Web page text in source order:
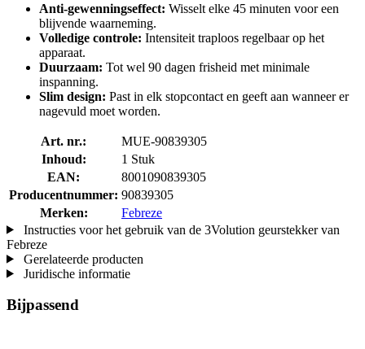
Anti-gewenningseffect: Wisselt elke 45 minuten voor een
blijvende waarneming.
Volledige controle: Intensiteit traploos regelbaar op het
apparaat.
Duurzaam: Tot wel 90 dagen frisheid met minimale
inspanning.
Slim design: Past in elk stopcontact en geeft aan wanneer er
nagevuld moet worden.
Art. nr.:
MUE-90839305
Inhoud:
1 Stuk
EAN:
8001090839305
Producentnummer: 90839305
Merken:
Febreze
Instructies voor het gebruik van de 3Volution geurstekker van
Febreze
Gerelateerde producten
Juridische informatie
Bijpassend